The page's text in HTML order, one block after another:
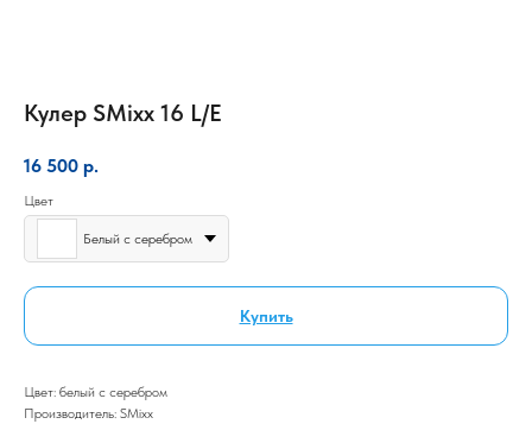
Кулер SMixx 16 L/E
16 500 р.
Цвет
Белый с серебром
Купить
Цвет: белый с серебром
Производитель: ​SMixx